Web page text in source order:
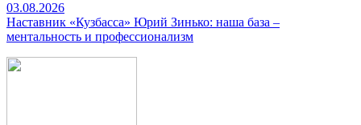
03.08.2026
Наставник «Кузбасса» Юрий Зинько: наша база –
ментальность и профессионализм